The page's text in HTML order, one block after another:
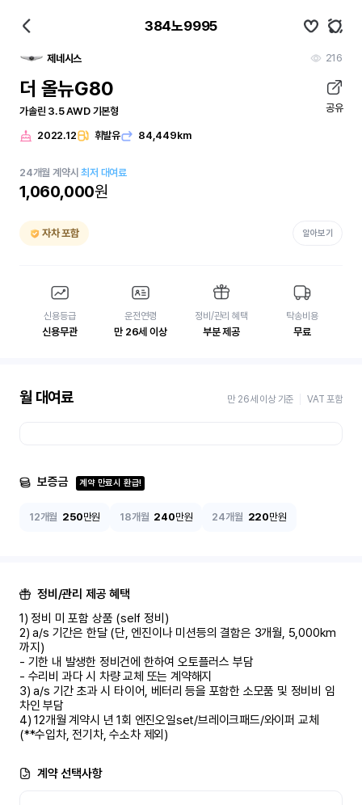
384노9995
제네시스 216
더 올뉴G80
가솔린 3.5 AWD 기본형 공유
2022.12 휘발유 84,449km
24개월 계약시최저 대여료
1,060,000원
자차 포함 알아보기
신용등급
신용무관
운전연령
만 26세 이상
정비/관리 혜택
부분 제공
탁송비용
무료
월 대여료 만 26세 이상 기준 VAT 포함
보증금 계약 만료시 환급!
12개월 250만원 18개월 240만원 24개월 220만원
정비/관리 제공 혜택
1) 정비 미 포함 상품 (self 정비)
2) a/s 기간은 한달 (단, 엔진이나 미션등의 결함은 3개월, 5,000km
까지)
- 기한 내 발생한 정비건에 한하여 오토플러스 부담
- 수리비 과다 시 차량 교체 또는 계약해지
3) a/s 기간 초과 시 타이어, 베터리 등을 포함한 소모품 및 정비비 임
차인 부담
4) 12개월 계약시 년 1회 엔진오일set/브레이크패드/와이퍼 교체
(**수입차, 전기차, 수소차 제외)
계약 선택사항